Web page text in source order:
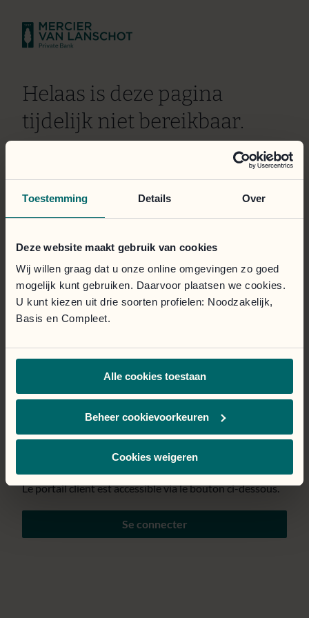
Toestemming Details Over
Deze website maakt gebruik van cookies
Wij willen graag dat u onze online omgevingen zo goed
mogelijk kunt gebruiken. Daarvoor plaatsen we cookies.
U kunt kiezen uit drie soorten profielen: Noodzakelijk,
Basis en Compleet.
Alle cookies toestaan
Beheer cookievoorkeuren
Cookies weigeren
Helaas is deze pagina
tijdelijk niet bereikbaar.
Wij doen er alles aan om het probleem zo snel mogelijk
Inloggen
Page temporairement
indisponible.
Nous mettons tout en œuvre pour résoudre le problème
au plus vite. Nous nous excusons pour la gêne
Le portail client est accessible via le bouton ci-dessous.
Se connecter